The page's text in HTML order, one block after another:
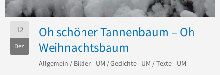
12
Dez.
Oh schöner Tannenbaum – Oh
Weihnachtsbaum
Allgemein / Bilder - UM /Gedichte - UM /Texte - UM